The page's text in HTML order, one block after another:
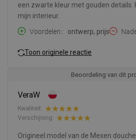
een zwarte kleur met gouden details.
mijn interieur.
Voordelen:
ontwerp, prijs
Toon originele reactie
Beoordeling van dit
VeraW
Kwaliteit:
Verschijning:
Origineel model van de Mexen